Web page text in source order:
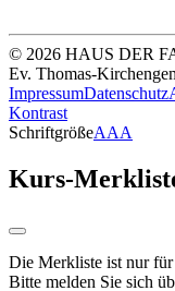
© 2026 HAUS DER
Ev. Thomas-
ImpressumDatenschutz
Kontrast
SchriftgrößeAAA
Kurs-
Die Merkliste ist nur für
Bitte melden Sie sich